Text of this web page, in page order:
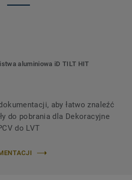
aluminiowa iD TILT HIT
aby łatwo znaleźć
do ​​pobrania dla Dekoracyjne
do LVT